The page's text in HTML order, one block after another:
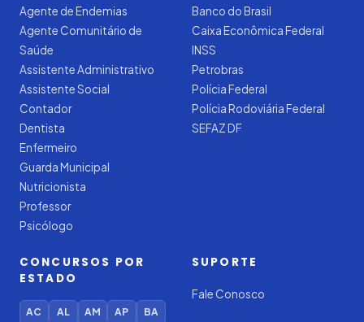
Agente de Endemias
Agente Comunitário de
Saúde
Assistente Administrativo
Assistente Social
Contador
Dentista
Enfermeiro
Guarda Municipal
Nutricionista
Professor
Psicólogo
Banco do Brasil
Caixa Econômica Federal
INSS
Petrobras
Polícia Federal
Polícia Rodoviária Federal
SEFAZ DF
CONCURSOS POR
ESTADO
AC AL AM AP
BA
SUPORTE
Fale Conosco